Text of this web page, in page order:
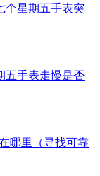
个星期五手表突
五手表走慢是否
哪里（寻找可靠